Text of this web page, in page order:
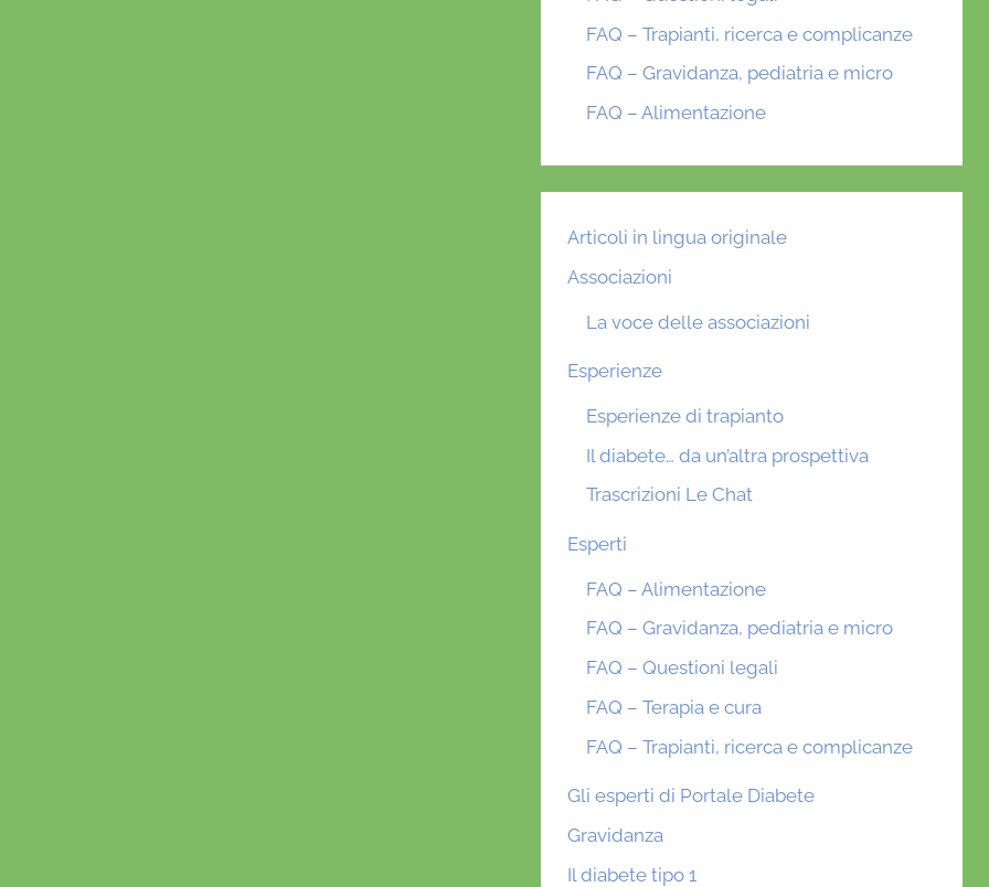
FAQ – Trapianti, ricerca e complicanze
FAQ – Gravidanza, pediatria e micro
FAQ – Alimentazione
Articoli in lingua originale
Associazioni
La voce delle associazioni
Esperienze
Esperienze di trapianto
Il diabete… da un’altra prospettiva
Trascrizioni Le Chat
Esperti
FAQ – Alimentazione
FAQ – Gravidanza, pediatria e micro
FAQ – Questioni legali
FAQ – Terapia e cura
FAQ – Trapianti, ricerca e complicanze
Gli esperti di Portale Diabete
Gravidanza
Il diabete tipo 1